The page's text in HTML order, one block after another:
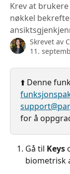
Krev at
nøkkel
Skrevet av
11.
⬆️ Denne
for å
Gå til Keys
biometrisk